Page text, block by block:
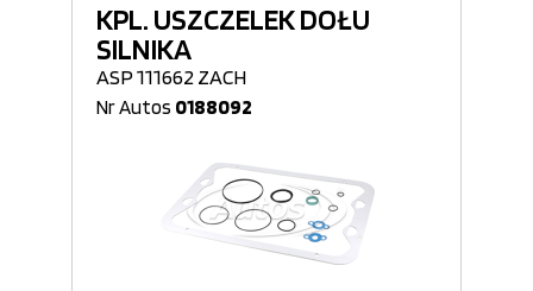
KPL. USZCZELEK DOŁU
SILNIKA
ASP 111662 ZACH
Nr Autos 0188092